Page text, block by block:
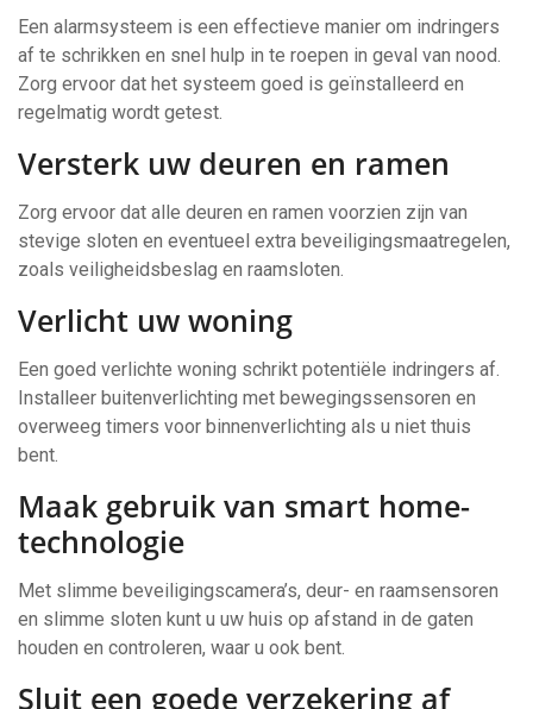
Een alarmsysteem is een effectieve manier om indringers
af te schrikken en snel hulp in te roepen in geval van nood.
Zorg ervoor dat het systeem goed is geïnstalleerd en
regelmatig wordt getest.
Versterk uw deuren en ramen
Zorg ervoor dat alle deuren en ramen voorzien zijn van
stevige sloten en eventueel extra beveiligingsmaatregelen,
zoals veiligheidsbeslag en raamsloten.
Verlicht uw woning
Een goed verlichte woning schrikt potentiële indringers af.
Installeer buitenverlichting met bewegingssensoren en
overweeg timers voor binnenverlichting als u niet thuis
bent.
Maak gebruik van smart home-
technologie
Met slimme beveiligingscamera’s, deur- en raamsensoren
en slimme sloten kunt u uw huis op afstand in de gaten
houden en controleren, waar u ook bent.
Sluit een goede verzekering af